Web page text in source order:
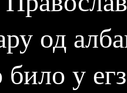
од
било у